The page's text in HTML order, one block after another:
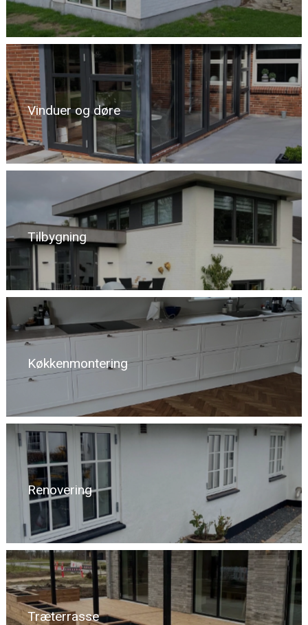
Vinduer og døre
Tilbygning
Køkkenmontering
Renovering
Træterrasse